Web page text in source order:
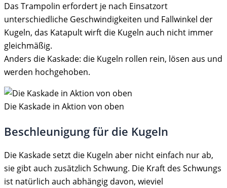
Das Trampolin erfordert je nach Einsatzort
unterschiedliche Geschwindigkeiten und Fallwinkel der
Kugeln, das Katapult wirft die Kugeln auch nicht immer
gleichmäßig.
Anders die Kaskade: die Kugeln rollen rein, lösen aus und
werden hochgehoben.
Die Kaskade in Aktion von oben
Beschleunigung für die Kugeln
Die Kaskade setzt die Kugeln aber nicht einfach nur ab,
sie gibt auch zusätzlich Schwung. Die Kraft des Schwungs
ist natürlich auch abhängig davon, wieviel